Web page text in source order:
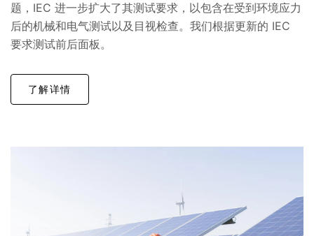
题，IEC 进一步扩大了其测试要求，以包含在受到环境应力
后的机械和电气测试以及目视检查。我们根据更新的 IEC
要求测试前后面板。
了解详情